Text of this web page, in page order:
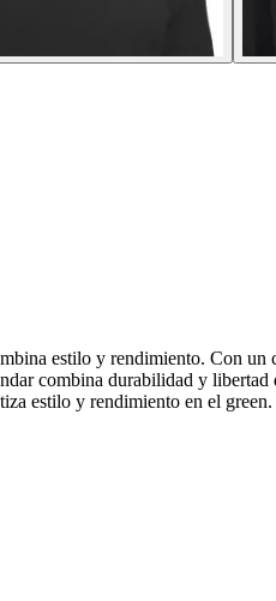
estilo y rendimiento. Con
combina durabilidad y
estilo y rendimiento en el